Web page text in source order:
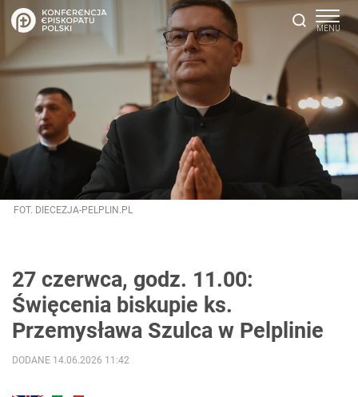
FOT. DIECEZJA-PELPLIN.PL
27 czerwca, godz. 11.00:
Święcenia biskupie ks.
Przemysława Szulca w Pelplinie
DODANE 14.06.2026 11:42